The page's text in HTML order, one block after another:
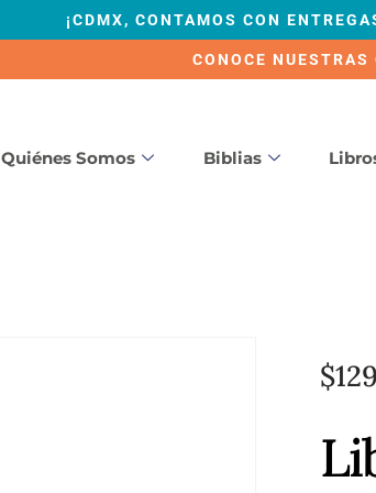
¡CDMX, CONTAMOS CON
CONOCE
Quiénes Somos Biblias
$